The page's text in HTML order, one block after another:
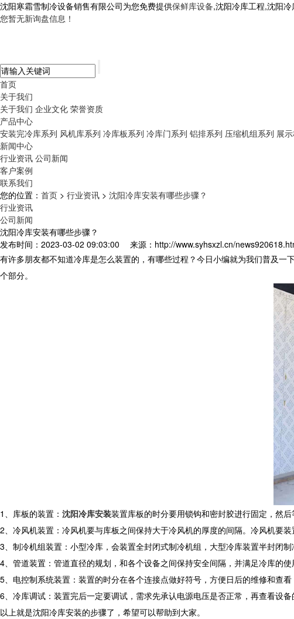
沈阳寒霜雪制冷设备销售有限公司为您免费提供保鲜库设备,沈阳冷库工程,沈阳
您暂无新询盘信息！
首页
关于我们
关于我们 企业文化 荣誉资质
产品中心
安装完冷库系列 风机库系列 冷库板系列 冷库门系列 铝排系列 压缩机组系列 展
新闻中心
行业资讯 公司新闻
客户案例
联系我们
您的位置： 首页 > 行业资讯 > 沈阳冷库安装有哪些步骤？
行业资讯
公司新闻
沈阳冷库安装有哪些步骤？
发布时间：2023-03-02 09:03:00
来源：http://www.syhsxzl.cn/
有许多朋友都不知道冷库是怎么装置的，有哪些过程？今日小编就为我们普及一
个部分。
1、 库板的装置： 沈阳冷库安装装置库板的时分要用锁钩和密封胶进行固定，然
2、冷风机装置：冷风机要与库板之间保持大于冷风机的厚度的间隔。冷风机要装
3、 制冷机组装置：小型冷库，会装置全封闭式制冷机组，大型冷库装置半封闭
4、管道装置：管道直径的规划，和各个设备之间保持安全间隔，并满足冷库的使
5、 电控制系统装置：装置的时分在各个连接点做好符号，方便日后的维修和查
6、冷库调试：装置完后一定要调试，需求先承认电源电压是否正常，再查看设
以上就是沈阳冷库安装的步骤了，希望可以帮助到大家。